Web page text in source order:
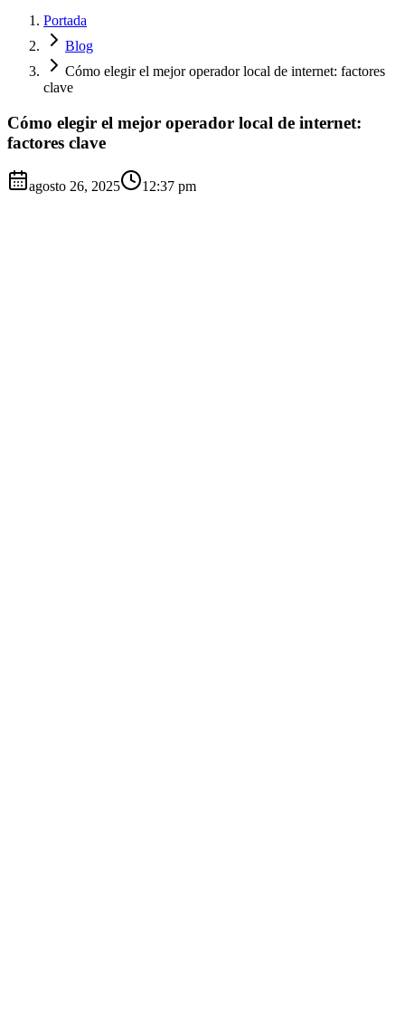
Portada
Blog
Cómo elegir el mejor operador local de internet: factores
clave
Cómo elegir el mejor operador local de internet:
factores clave
agosto 26, 2025 12:37 pm